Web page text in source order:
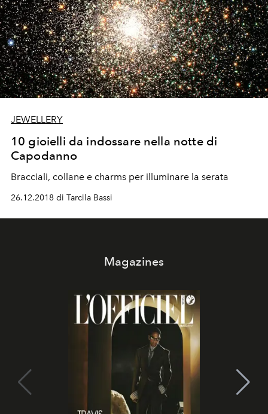
JEWELLERY
10 gioielli da indossare nella notte di
Capodanno
Bracciali, collane e charms per illuminare la serata
26.12.2018 di Tarcila Bassi
Magazines